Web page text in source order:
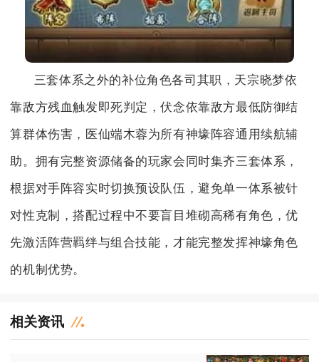
三套体系之外的补位角色各司其职，天宗晓梦依
靠敌方残血触发即死判定，伏念依靠敌方最低防御结
算群体伤害，医仙端木蓉为所有神壕阵容通用续航辅
助。拥有完整资源储备的玩家会同时集齐三套体系，
根据对手阵容实时切换预设队伍，避免单一体系被针
对性克制，搭配过程中不要盲目堆砌高稀有角色，优
先激活阵营羁绊与组合技能，才能完整发挥神壕角色
的机制优势。
相关资讯